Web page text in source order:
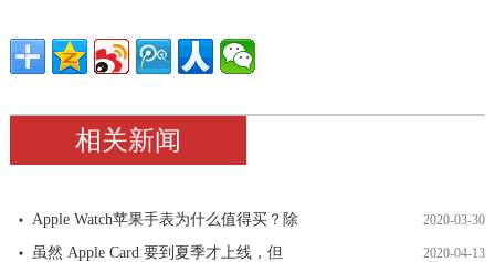
相关新闻
Apple Watch苹果手表为什么值得买？除 2020-03-30
虽然 Apple Card 要到夏季才上线，但 2020-04-13